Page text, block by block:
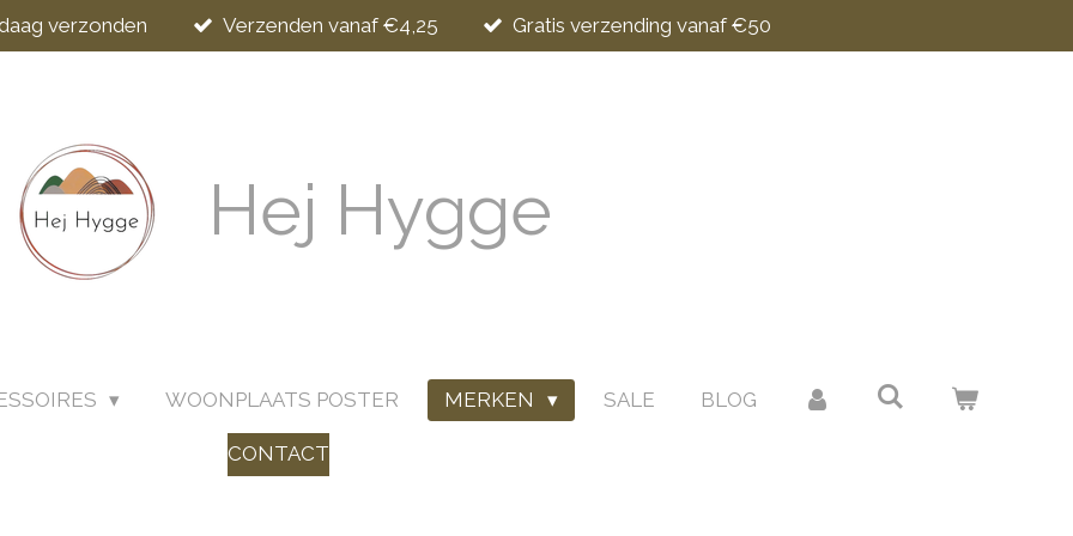
verzonden Verzenden vanaf €4,25 Gratis verzending vanaf €50
Hej Hygge
WOONPLAATS POSTER MERKEN SALE BLOG
CONTACT